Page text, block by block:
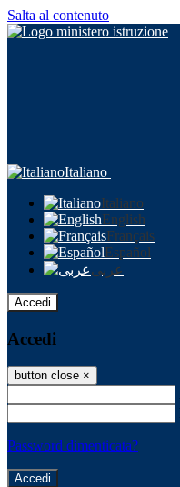
Salta al contenuto
Italiano
Italiano
English
Français
Español
عربى
Accedi
Accedi
button close ×
Password dimenticata?